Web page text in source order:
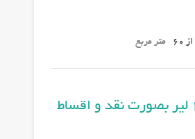
60 متر مربع
2,000,000 لیر بصورت نقد و اقساط